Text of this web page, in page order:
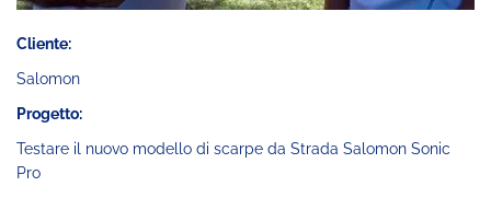
Cliente:
Salomon
Progetto:
Testare il nuovo modello di scarpe da Strada Salomon Sonic
Pro